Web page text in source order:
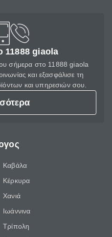
11888 giaola
σήμερα στο 11888 giaola
και εξασφάλισε τη
και υπηρεσιών σου.
Καβάλα
Κέρκυρα
Χανιά
Ιωάννινα
Τρίπολη